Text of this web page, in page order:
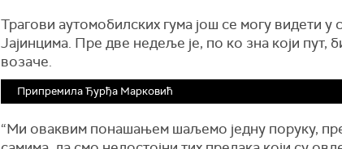
Трагови аутомобилских гума још се могу видети у
Јајинцима. Пре две недеље је, по ко зна који пут,
возаче.
Припремила Ђурђа Марковић
“Ми оваквим понашањем шаљемо једну поруку,